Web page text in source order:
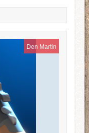
Den Martin